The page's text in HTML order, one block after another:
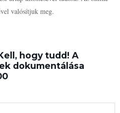
valósítjuk meg.
hogy tudd! A
dokumentálása